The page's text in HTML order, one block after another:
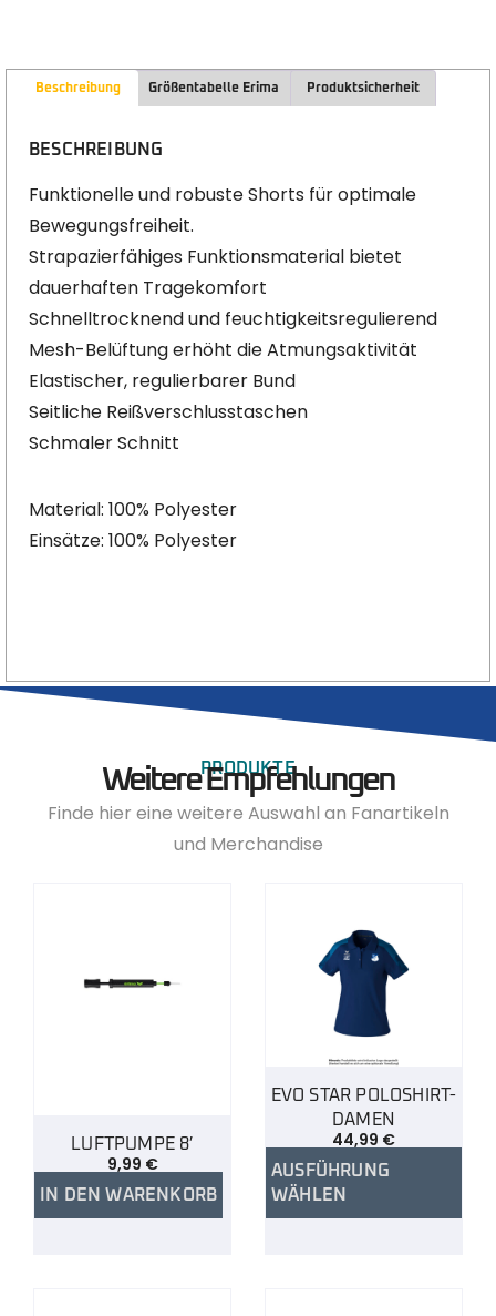
Beschreibung Größentabelle Erima Produktsicherheit
BESCHREIBUNG
Funktionelle und robuste Shorts für optimale
Bewegungsfreiheit.
Strapazierfähiges Funktionsmaterial bietet
dauerhaften Tragekomfort
Schnelltrocknend und feuchtigkeitsregulierend
Mesh-Belüftung erhöht die Atmungsaktivität
Elastischer, regulierbarer Bund
Seitliche Reißverschlusstaschen
Schmaler Schnitt
Material: 100% Polyester
Einsätze: 100% Polyester
PRODUKTE
Weitere Empfehlungen
Finde hier eine weitere Auswahl an Fanartikeln
und Merchandise
LUFTPUMPE 8′
9,99 €
IN DEN WARENKORB
EVO STAR POLOSHIRT-
DAMEN
44,99 €
AUSFÜHRUNG
WÄHLEN